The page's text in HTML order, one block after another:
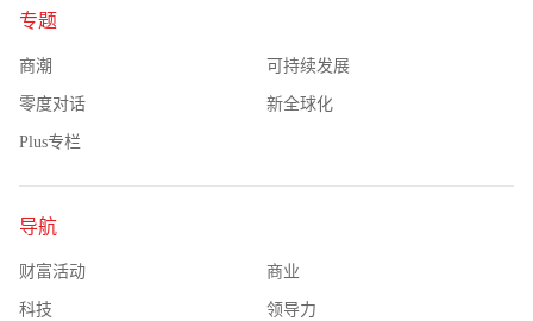
专题
商潮 可持续发展
零度对话 新全球化
Plus专栏
导航
财富活动 商业
科技 领导力